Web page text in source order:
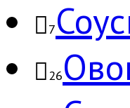
7
26